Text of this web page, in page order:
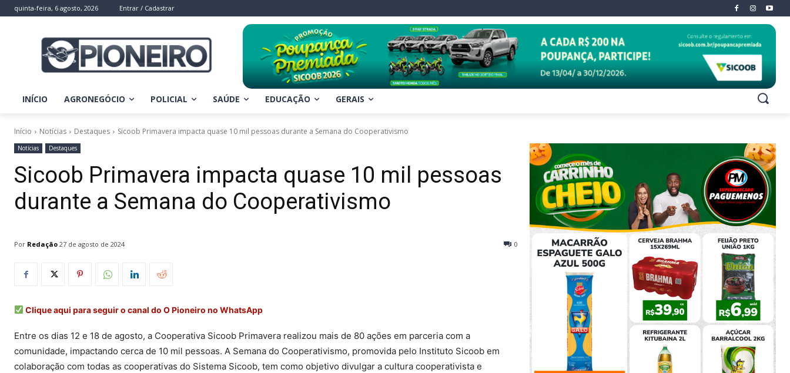
quinta-feira, 6 agosto, 2026 Entrar / Cadastrar
INÍCIO AGRONEGÓCIO POLICIAL SAÚDE EDUCAÇÃO GERAIS
Início Notícias Destaques Sicoob Primavera impacta quase 10 mil pessoas durante a Semana do Cooperativismo
Notícias Destaques
Sicoob Primavera impacta quase 10 mil pessoas
durante a Semana do Cooperativismo
Por Redação 0
27 de agosto de 2024
Clique aqui para seguir o canal do O Pioneiro no WhatsApp
Entre os dias 12 e 18 de agosto, a Cooperativa Sicoob Primavera realizou mais de 80 ações em parceria com a
comunidade, impactando cerca de 10 mil pessoas. A Semana do Cooperativismo, promovida pelo Instituto Sicoob em
colaboração com todas as cooperativas do Sistema Sicoob, tem como objetivo divulgar a cultura cooperativista e